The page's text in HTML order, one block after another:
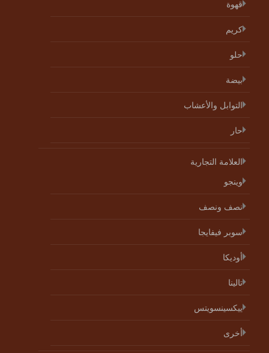
قهوة
كريم
حلو
بيضة
التوابل والأعشاب
حار
العلامة التجارية
وينجو
نصف ونصف
سوبر فيفايجا
أوديكا
تالينا
ييكسينسويتس
أخرى